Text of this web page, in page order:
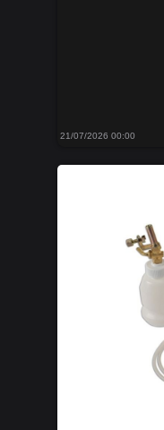
21/07/2026 00:00